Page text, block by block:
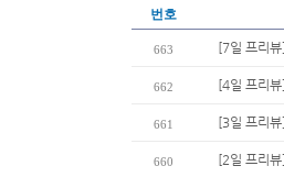
번호
663 [7일 프리
662 [4일 프리
661 [3일 프리
660 [2일 프리